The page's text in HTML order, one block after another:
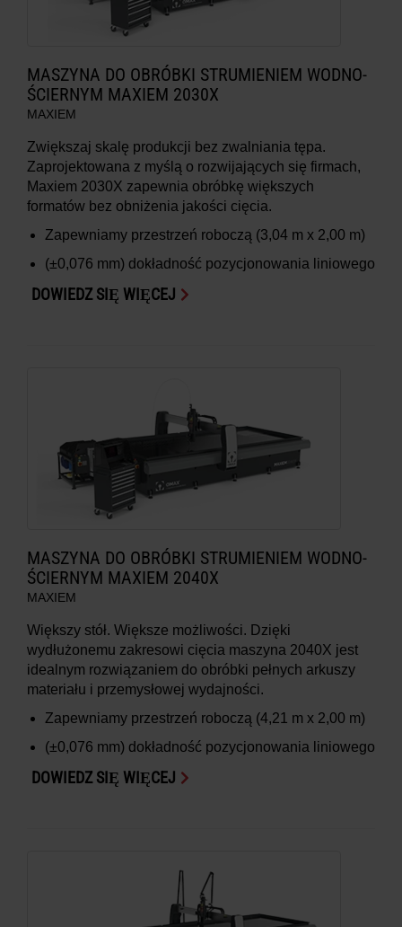
MASZYNA DO OBRÓBKI STRUMIENIEM WODNO-
ŚCIERNYM MAXIEM 2030X
MAXIEM
Zwiększaj skalę produkcji bez zwalniania tępa.
Zaprojektowana z myślą o rozwijających się firmach,
Maxiem 2030X zapewnia obróbkę większych
formatów bez obniżenia jakości cięcia.
Zapewniamy przestrzeń roboczą (3,04 m x 2,00 m)
(±0,076 mm) dokładność pozycjonowania liniowego
DOWIEDZ SIĘ WIĘCEJ
MASZYNA DO OBRÓBKI STRUMIENIEM WODNO-
ŚCIERNYM MAXIEM 2040X
MAXIEM
Większy stół. Większe możliwości. Dzięki
wydłużonemu zakresowi cięcia maszyna 2040X jest
idealnym rozwiązaniem do obróbki pełnych arkuszy
materiału i przemysłowej wydajności.
Zapewniamy przestrzeń roboczą (4,21 m x 2,00 m)
(±0,076 mm) dokładność pozycjonowania liniowego
DOWIEDZ SIĘ WIĘCEJ